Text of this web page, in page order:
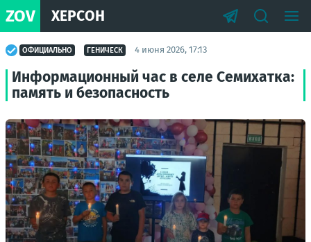
ZOV ХЕРСОН
ОФИЦИАЛЬНО ГЕНИЧЕСК 4 июня 2026, 17:13
Информационный час в селе Семихатка:
память и безопасность